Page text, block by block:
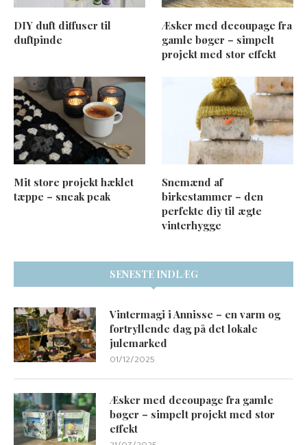
DIY duft diffuser til
duftpinde
Æsker med decoupage fra
gamle bøger – simpelt
projekt med stor effekt
Mit store projekt hæklet
tæppe – sneak peak
Snemænd af
birkestammer – den
perfekte diy til ægte
vinterhygge
SENESTE INDLÆG
Vintermagi i Annisse – en varm og
fortryllende dag på det lokale
julemarked
01/12/2025
Æsker med decoupage fra gamle
bøger – simpelt projekt med stor
effekt